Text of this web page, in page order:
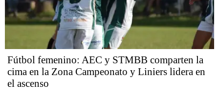
Fútbol femenino: AEC y STMBB comparten la
cima en la Zona Campeonato y Liniers lidera en
el ascenso